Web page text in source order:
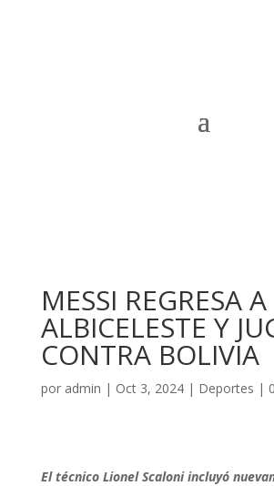
MESSI REGRESA
ALBICELESTE Y
CONTRA BOLIVIA
por admin | Oct 3, 2024| Deportes |
El técnico Lionel Scaloni incluyó